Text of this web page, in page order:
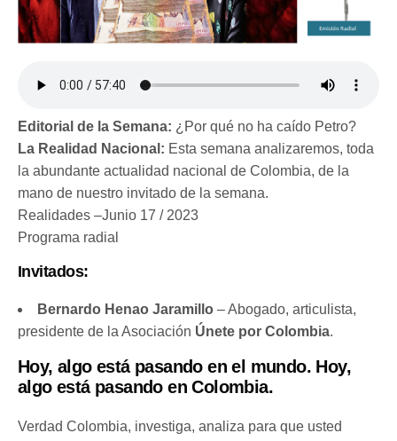
Editorial de la Semana: ¿Por qué no ha caído Petro?
La Realidad Nacional: Esta semana analizaremos, toda
la abundante actualidad nacional de Colombia, de la
mano de nuestro invitado de la semana.
Realidades –Junio 17 / 2023
Programa radial
Invitados:
Bernardo Henao Jaramillo – Abogado, articulista,
presidente de la Asociación Únete por Colombia.
Hoy, algo está pasando en el mundo. Hoy,
algo está pasando en Colombia.
Verdad Colombia, investiga, analiza para que usted